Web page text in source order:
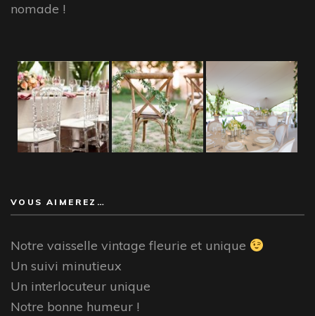
nomade !
VOUS AIMEREZ…
Notre vaisselle vintage fleurie et unique
Un suivi minutieux
Un interlocuteur unique
Notre bonne humeur !